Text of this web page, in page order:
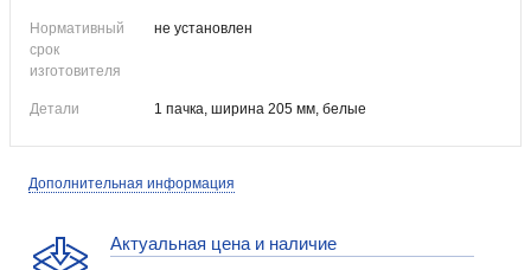
Нормативный
срок
изготовителя
не установлен
Детали 1 пачка, ширина 205 мм, белые
Дополнительная информация
Актуальная цена и наличие